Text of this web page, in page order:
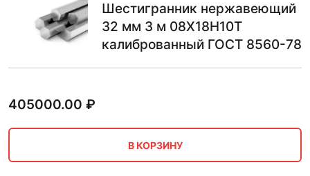
Шестигранник нержавеющий
32 мм 3 м 08Х18Н10Т
калиброванный ГОСТ 8560-78
405000.00 ₽
В КОРЗИНУ